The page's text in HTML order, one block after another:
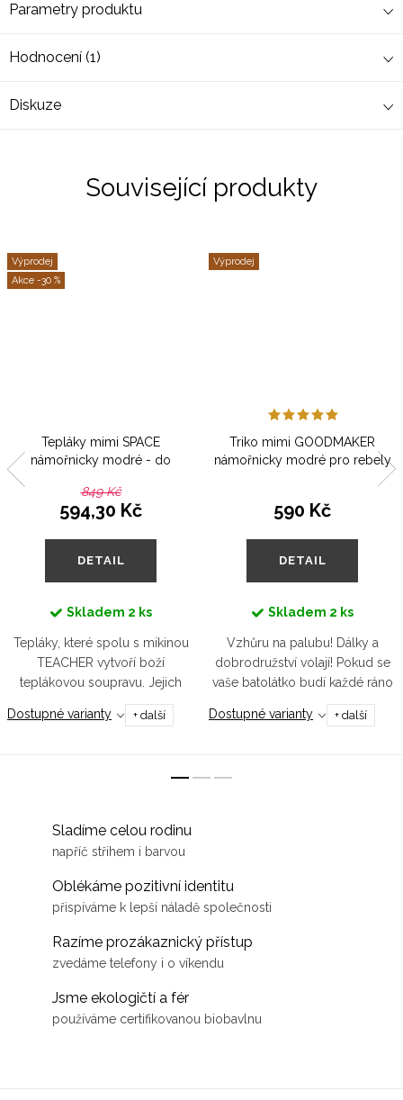
Parametry produktu
Hodnocení (1)
Diskuze
Související produkty
Výprodej
-30 %
Tepláky mimi SPACE
námořnicky modré - do
849 Kč
594,30 Kč
DETAIL
Skladem 2 ks
Tepláky, které spolu s mikinou
TEACHER vytvoří boží
teplákovou soupravu. Jejich
pohodlný střih zajistí dostatek
místa pro plenku a po
Dostupné varianty + další
Výprodej
Triko mimi GOODMAKER
námořnicky modré pro rebely
590 Kč
DETAIL
Skladem 2 ks
Vzhůru na palubu! Dálky a
dobrodružství volají! Pokud se
vaše batolátko budí každé ráno
s tímhle pocitem, máme pro něj
tričko v námořnicky modré
Dostupné varianty + další
Sladíme celou rodinu
napříč střihem i barvou
Oblékáme pozitivní identitu
přispíváme k lepší náladě společnosti
Razíme prozákaznický přístup
zvedáme telefony i o víkendu
Jsme ekologičtí a fér
používáme certifikovanou biobavlnu